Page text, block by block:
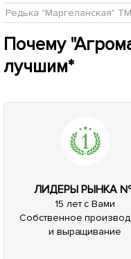
Редька "Маргеланская"
Почему
лучшим*
ЛИДЕРЫ РЫНКА
15 лет с Вами
Собственное
и выращивание